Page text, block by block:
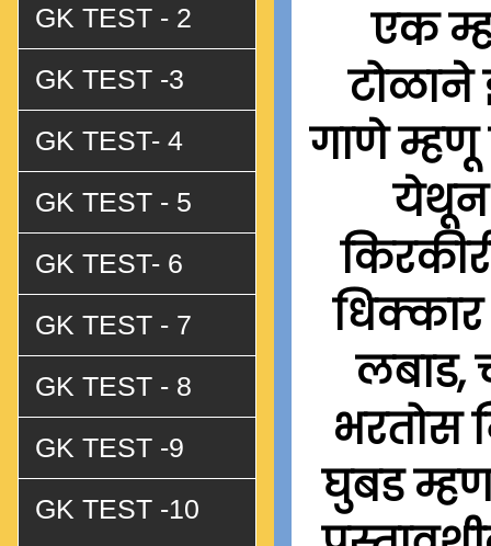
एक
टोळाने
गाणे म्हणू
येथून
लबाड,
भरतोस
घुबड
GK TEST - 2
GK TEST -3
GK TEST- 4
GK TEST - 5
GK TEST- 6
GK TEST - 7
GK TEST - 8
GK TEST -9
GK TEST -10